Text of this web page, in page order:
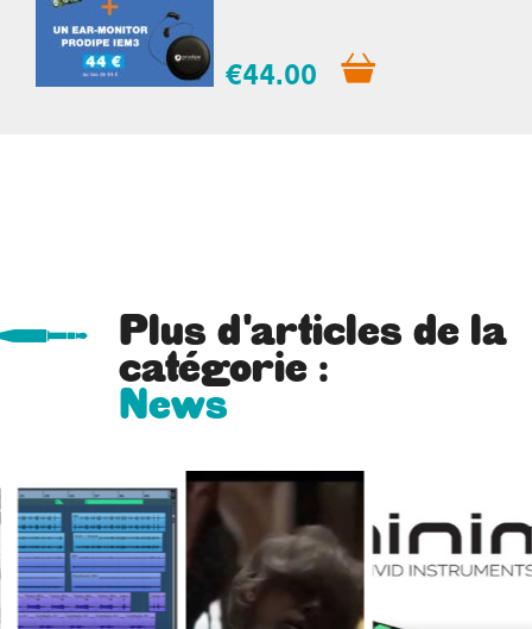
€44.00
Plus d'articles de la
catégorie :
News